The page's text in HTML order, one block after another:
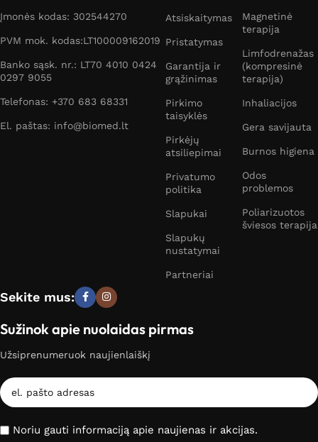
Įmonės kodas: 302544270
PVM mok. kodas:LT100009162019
Banko sąsk. nr.: LT70 4010 0424
0297 9055
Telefonas: +370 683 68331
El. paštas: info@biomed.lt
Atsiskaitymas
Pristatymas
Garantija ir
grąžinimas
Pirkimo
taisyklės
Pirkėjų
atsiliepimai
Privatumo
politika
Slapukai
Slapukų
nustatymai
Partneriai
Magnetinė
terapija
Limfodrenažas
(kompresinė
terapija)
Inhaliacijos
Gera savijauta
Burnos higiena
Odos
problemos
Poliarizuotos
šviesos terapija
Sekite mus:
Sužinok apie nuolaidas pirmas
Užsiprenumeruok naujienlaiškį
Noriu gauti informaciją apie naujienas ir akcijas.